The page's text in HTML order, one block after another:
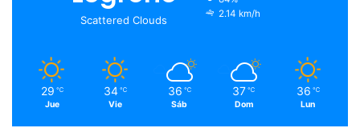
o
e
r
m
Scattered Clouds
2.14 km/h
29 ℃
Jue
34 ℃
Vie
36 ℃
Sáb
37 ℃
Dom
36 ℃
Lun